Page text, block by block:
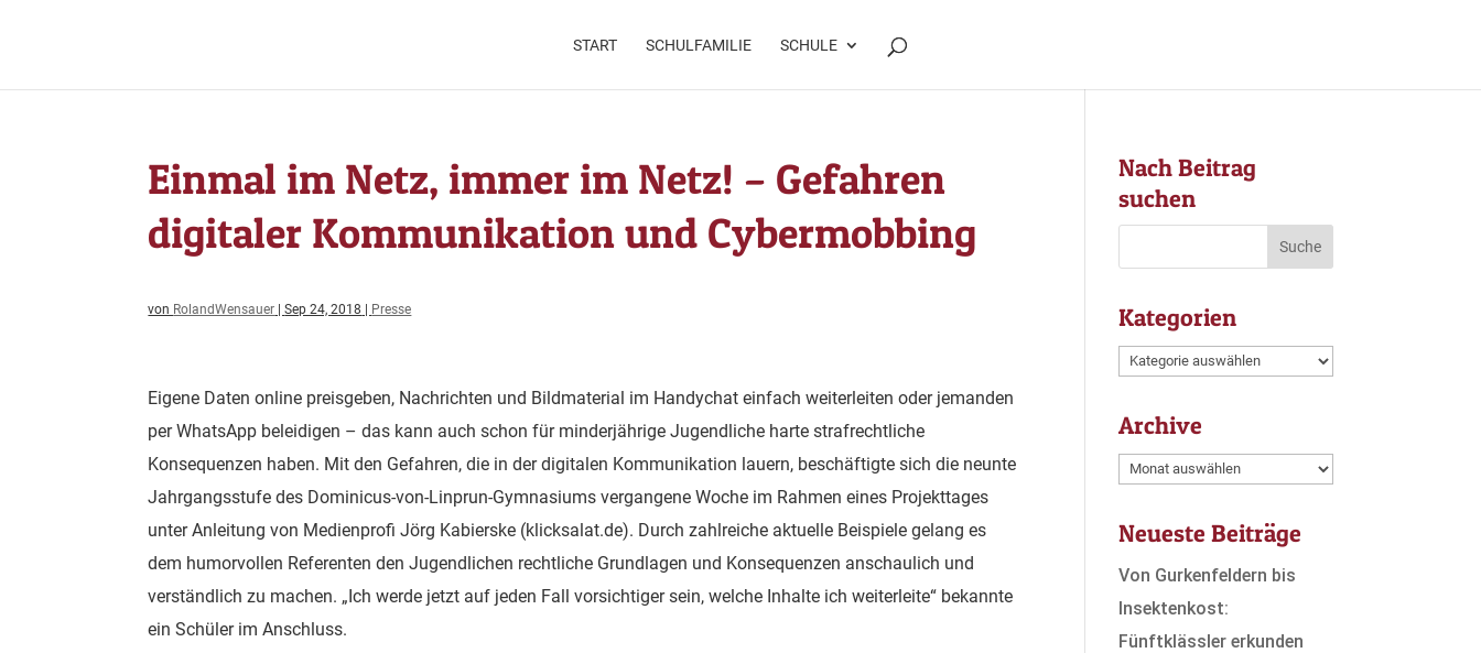
START SCHULFAMILIE SCHULE
Einmal im Netz, immer im Netz! – Gefahren
digitaler Kommunikation und Cybermobbing
von RolandWensauer |Sep 24, 2018 Presse
Eigene Daten online preisgeben, Nachrichten und Bildmaterial im Handychat einfach weiterleiten oder jemanden
per WhatsApp beleidigen – das kann auch schon für minderjährige Jugendliche harte strafrechtliche
Konsequenzen haben. Mit den Gefahren, die in der digitalen Kommunikation lauern, beschäftigte sich die neunte
Jahrgangsstufe des Dominicus-von-Linprun-Gymnasiums vergangene Woche im Rahmen eines Projekttages
unter Anleitung von Medienprofi Jörg Kabierske (klicksalat.de). Durch zahlreiche aktuelle Beispiele gelang es
dem humorvollen Referenten den Jugendlichen rechtliche Grundlagen und Konsequenzen anschaulich und
verständlich zu machen. „Ich werde jetzt auf jeden Fall vorsichtiger sein, welche Inhalte ich weiterleite“ bekannte
ein Schüler im Anschluss.
Nach Beitrag
suchen
Kategorien
Kategorien
Archive
Archive
Neueste Beiträge
Von Gurkenfeldern bis
Insektenkost:
Fünftklässler erkunden